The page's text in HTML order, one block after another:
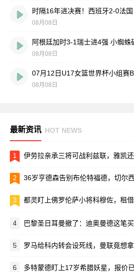
08月08日
08月08日
08月08日
最新资讯 HOT NEWS
1 伊劳拉亲承三将可战利兹联，雅凯
2 36岁亨德森告别布伦特福德，切尔西将
3 都灵盯上佛罗伦萨小将科穆佐，租
4 巴黎圣日耳曼撤了：迪奥曼德这笔
5 罗马给科内转会设死线，曼联竟想拿拉什福
6 多特蒙德盯上17岁希腊妖星，报价